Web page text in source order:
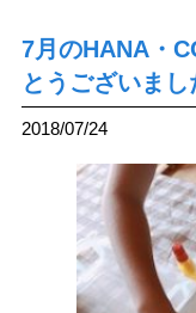
7月のHANA・
とうございまし
2018/07/24